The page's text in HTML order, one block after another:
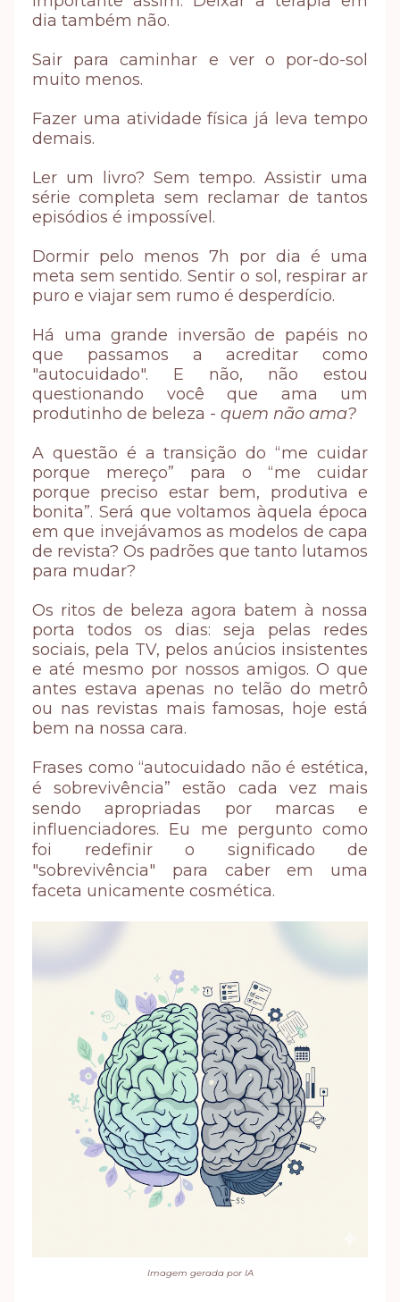
dia também não.
Sair para caminhar e ver o por-do-sol
muito menos.
Fazer uma atividade física já leva tempo
demais.
Ler um livro? Sem tempo. Assistir uma
série completa sem reclamar de tantos
episódios é impossível.
Dormir pelo menos 7h por dia é uma
meta sem sentido. Sentir o sol, respirar ar
puro e viajar sem rumo é desperdício.
Há uma grande inversão de papéis no
que passamos a acreditar como
"autocuidado". E não, não estou
questionando você que ama um
produtinho de beleza - quem não ama?
A questão é a transição do “me cuidar
porque mereço” para o “me cuidar
porque preciso estar bem, produtiva e
bonita”. Será que voltamos àquela época
em que invejávamos as modelos de capa
de revista? Os padrões que tanto lutamos
para mudar?
Os ritos de beleza agora batem à nossa
porta todos os dias: seja pelas redes
sociais, pela TV, pelos anúcios insistentes
e até mesmo por nossos amigos. O que
antes estava apenas no telão do metrô
ou nas revistas mais famosas, hoje está
bem na nossa cara.
Frases como “autocuidado não é estética,
é sobrevivência” estão cada vez mais
sendo apropriadas por marcas e
influenciadores. Eu me pergunto como
foi redefinir o significado de
"sobrevivência" para caber em uma
faceta unicamente cosmética.
Imagem gerada por IA